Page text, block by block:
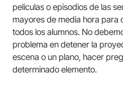
películas o episodios de las
mayores de media hora para
todos los alumnos. No
problema en detener la
escena o un plano, hacer
determinado elemento.